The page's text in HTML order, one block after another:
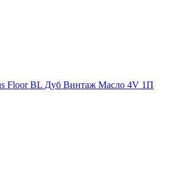
Floor BL Дуб Винтаж Масло 4V 1П